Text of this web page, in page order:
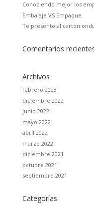
Conociendo mejor los
Embalaje VS Empaque
Te presento al cartón
Comentarios
Archivos
febrero 2023
diciembre 2022
junio 2022
mayo 2022
abril 2022
marzo 2022
diciembre 2021
octubre 2021
septiembre 2021
Categorías